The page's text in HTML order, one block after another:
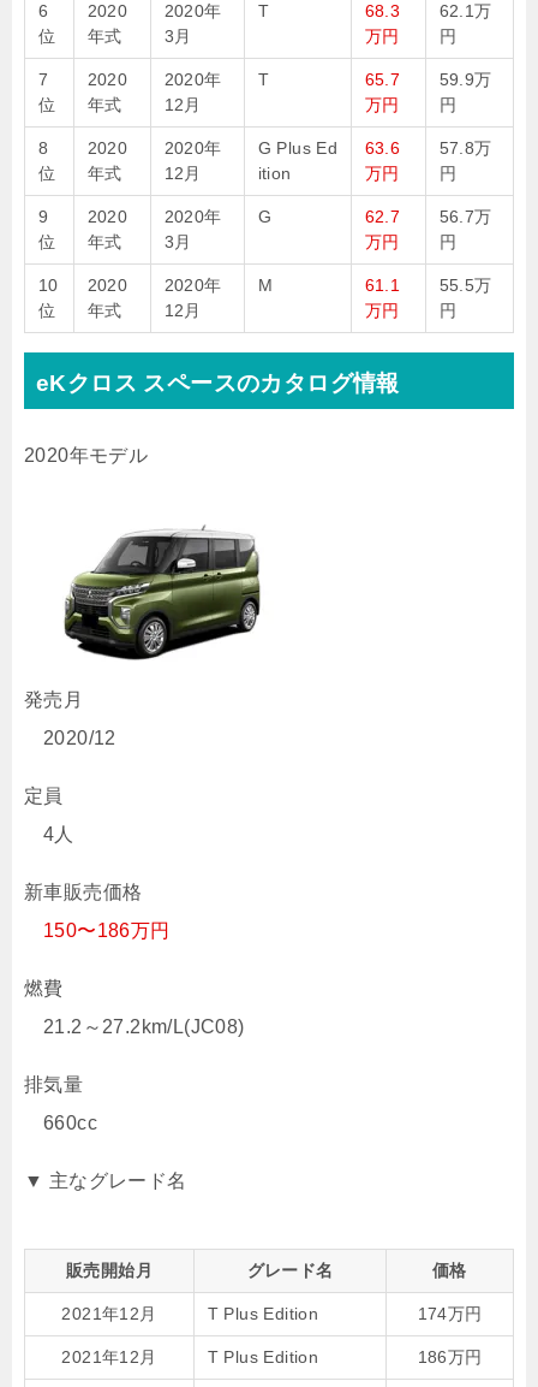
6
位
2020
年式
2020年
3月
T
68.3
万円
62.1万
円
7
位
2020
年式
2020年
12月
T
65.7
万円
59.9万
円
8
位
2020
年式
2020年
12月
G Plus Ed
ition
63.6
万円
57.8万
円
9
位
2020
年式
2020年
3月
G
62.7
万円
56.7万
円
10
位
2020
年式
2020年
12月
M
61.1
万円
55.5万
円
eKクロス スペースのカタログ情報
2020年モデル
発売月
2020/12
定員
4人
新車販売価格
150〜186万円
燃費
21.2～27.2km/L(JC08)
排気量
660cc
▼ 主なグレード名
販売開始月 グレード名 価格
2021年12月 T Plus Edition 174万円
2021年12月 T Plus Edition 186万円